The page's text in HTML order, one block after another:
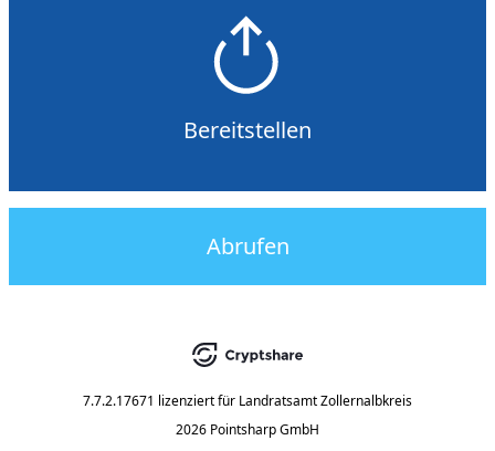
Bereitstellen
Abrufen
7.7.2.17671 lizenziert für Landratsamt Zollernalbkreis
2026 Pointsharp GmbH